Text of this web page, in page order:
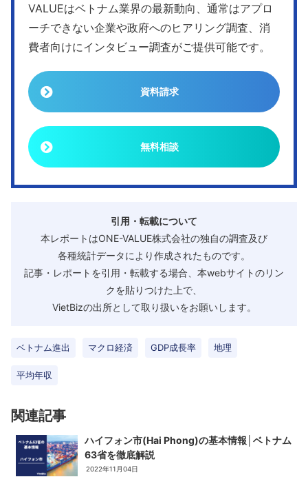
VALUEはベトナム業界の最新動向、通常はアプロ
ーチできない企業や政府へのヒアリング調査、消
費者向けにインタビュー調査がご提供可能です。
資料請求
無料相談
引用・転載について
本レポートはONE-VALUE株式会社の独自の調査及び
各種統計データにより作成されたものです。
記事・レポートを引用・転載する場合、本webサイトのリン
クを貼りつけた上で、
VietBizの出所として取り扱いをお願いします。
ベトナム進出 マクロ経済 GDP成長率 地理
平均年収
関連記事
ハイフォン市(Hai Phong)の基本情報│ベトナム
63省を徹底解説
2022年11月04日